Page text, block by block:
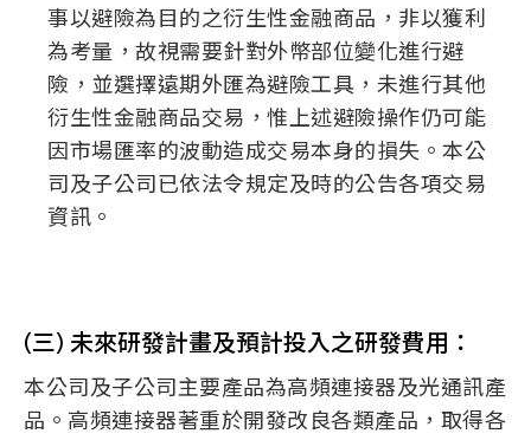
事以避險為目的之衍生性金融商品，非以獲利
為考量，故視需要針對外幣部位變化進行避
險，並選擇遠期外匯為避險工具，未進行其他
衍生性金融商品交易，惟上述避險操作仍可能
因市場匯率的波動造成交易本身的損失。本公
司及子公司已依法令規定及時的公告各項交易
資訊。
(三) 未來研發計畫及預計投入之研發費用：
本公司及子公司主要產品為高頻連接器及光通訊產
品。高頻連接器著重於開發改良各類產品，取得各